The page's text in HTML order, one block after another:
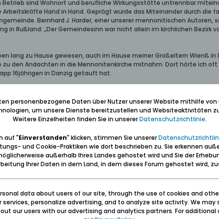
sind Wohnort und berufliche Wirkungsstätte untrennbar
Hand in Hand. Geprägt wurde das Miteinander durch die
Bernhard J. Harder, einer unserer mennonitischen Autoren,
in Rußland: „Der Gemeindesinn war nicht allein im kirchlichen Bezirk
lang zu Hause gewesen, auch im Hause meiner Großeltern Wienß in
den Andachten in die Mennonitenkirche mitnahm. Dort hörte ich oft
16jährigen in Danzig getauft hat.
Leute gewesen, sowohl als Landwirte als auch als Kaufleute. Ihre
Prädestinationslehre fühlten sie sich in ihrer äußeren
Das traf u.a. auch auf jene Familienangehörigen zu, die vor -
in der Wohnung meiner Großeltern Wienß in Danzig den
wie unsere ostdeutschen vorkriegszeitlichen Landwirte heute
Teil sind sie nach der Vertreibung beruflich Landwirte
zu bleiben. Der Grund und Boden für einen Neubeginn im Westen
Unabhängigkeit, die in einer immer arbeitsteiligeren Welt
Familie. Eine optimistische Grundnatur ließ uns Widrigkeiten
1923 z.B. gehörte. Die Versicherungssumme - ausgezahlt nach der
stellte die Lebensversicherungsanstalt Westpreußen Mittel zur
1929 ging es dann wirtschaftlich noch aufwärts. Man konnte auch als
personenbezogene Daten über Nutzer unserer Website mithilfe von
um unsere Dienste bereitzustellen und Websiteaktivitäten
Weitere Einzelheiten finden Sie in unsererDatenschutzrichtlinie.
auf "Einverstanden" klicken, stimmen Sie unserer
und Cookie-Praktiken wie dort beschrieben zu. Sie erkennen
außerhalb Ihres Landes gehostet wird und Sie der
Ihrer Daten in dem Land, in dem dieses Forum gehostet wird,
data about users of our site, through the use of cookies and
services, personalize advertising, and to analyze site activity. We may
our users with our advertising and analytics partners. For additional